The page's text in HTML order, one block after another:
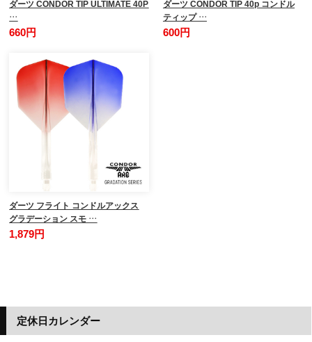
ダーツ CONDOR TIP ULTIMATE 40P
…
660円
ダーツ CONDOR TIP 40p コンドル
ティップ …
600円
ダーツ フライト コンドルアックス
グラデーション スモ …
1,879円
定休日カレンダー